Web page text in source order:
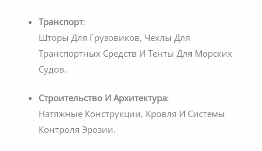
Транспорт:
Шторы Для Грузовиков, Чехлы Для
Транспортных Средств И Тенты Для Морских
Судов.
Строительство И Архитектура:
Натяжные Конструкции, Кровля И Системы
Контроля Эрозии.